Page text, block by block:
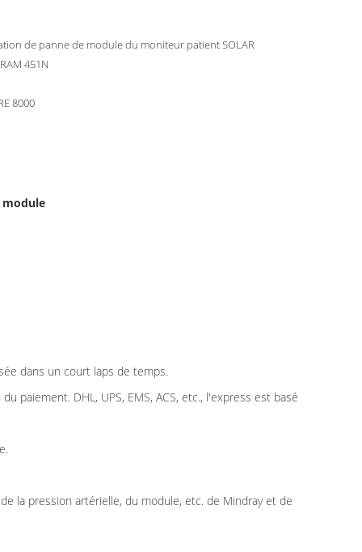
de panne de module du moniteur patient SOLAR
451N
8000
module
dans un court laps de temps.
paiement. DHL, UPS, EMS, ACS, etc., l'express est basé
la pression artérielle, du module, etc. de Mindray et de